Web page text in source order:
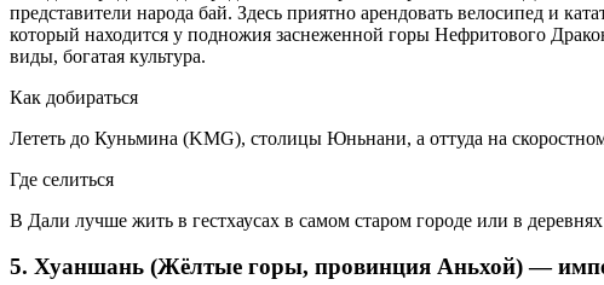
представители народа бай. Здесь приятно арендовать велосипед и
который находится у подножия заснеженной горы Нефритового
виды, богатая культура.
Как добираться
Лететь до Куньмина (KMG), столицы Юньнани, а оттуда на
Где селиться
В Дали лучше жить в гестхаусах в самом старом городе или в
5. Хуаншань (Жёлтые горы, провинция Аньхой) —